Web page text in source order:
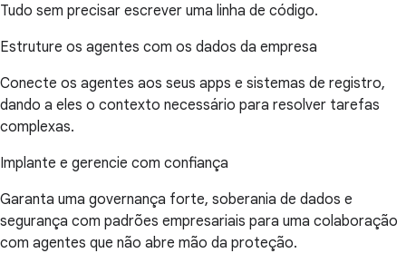
Tudo sem precisar escrever uma linha de código.
Estruture os agentes com os dados da empresa
Conecte os agentes aos seus apps e sistemas de registro,
dando a eles o contexto necessário para resolver tarefas
complexas.
Implante e gerencie com confiança
Garanta uma governança forte, soberania de dados e
segurança com padrões empresariais para uma colaboração
com agentes que não abre mão da proteção.